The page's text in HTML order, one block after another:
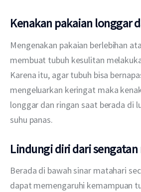
Kenakan pakaian longgar
Mengenakan pakaian berlebihan
membuat tubuh kesulitan
Karena itu, agar tubuh bisa
mengeluarkan keringat maka
longgar dan ringan saat berada di
suhu panas.
Lindungi diri dari
Berada di bawah sinar matahari
dapat memengaruhi kemampuan